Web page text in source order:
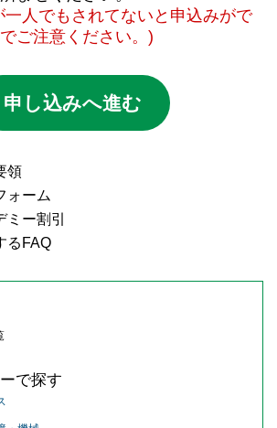
一人でもされてないと申込みがで
ご注意ください。)
申し込みへ進む
領
ォーム
ー割引
るFAQ
で探す